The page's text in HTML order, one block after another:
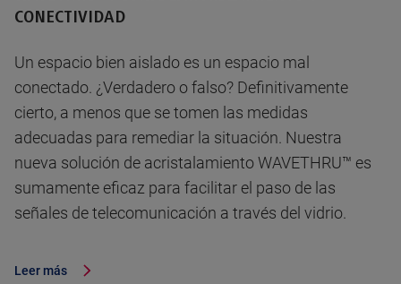
CONECTIVIDAD
Un espacio bien aislado es un espacio mal
conectado. ¿Verdadero o falso? Definitivamente
cierto, a menos que se tomen las medidas
adecuadas para remediar la situación. Nuestra
nueva solución de acristalamiento WAVETHRU™ es
sumamente eficaz para facilitar el paso de las
señales de telecomunicación a través del vidrio.
Leer más